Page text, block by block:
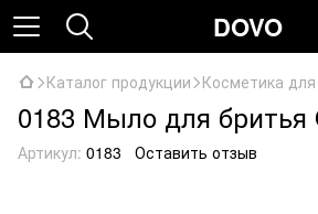
DOVO
Каталог продукции Косметика
0183 Мыло для бритья
Артикул: 0183 Оставить отзыв